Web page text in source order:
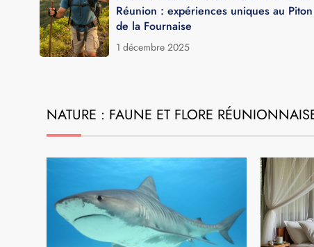
Quel budget pour un voyage sur l’île
de La Réunion de deux semaines ?
LES LIEUX À DÉCOUVRIR
Les activités autour du volcanisme à La
Réunion : expériences uniques au Piton
de la Fournaise